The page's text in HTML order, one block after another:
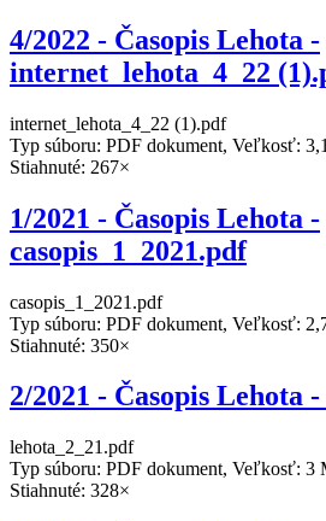
4/2022 - Časopis Lehota -
internet_lehota_4_22
internet_lehota_4_22 (1).pdf
Typ súboru: PDF dokument, Veľkosť:
Stiahnuté: 267×
1/2021 - Časopis Lehota -
casopis_1_2021.pdf
casopis_1_2021.pdf
Typ súboru: PDF dokument, Veľkosť:
Stiahnuté: 350×
2/2021 - Časopis Lehota
lehota_2_21.pdf
Typ súboru: PDF dokument, Veľkosť: 3
Stiahnuté: 328×